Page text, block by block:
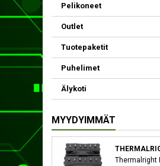
Pelikoneet
Outlet
Tuotepaketit
Puhelimet
Älykoti
MYYDYIMMÄT
Thermalright